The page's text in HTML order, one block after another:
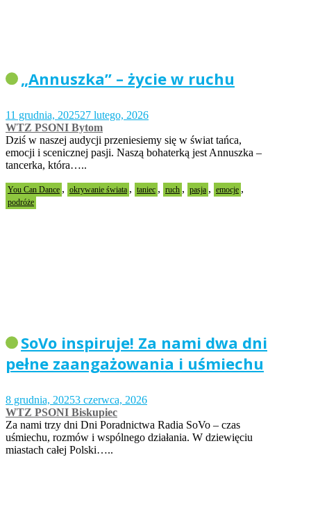
„Annuszka” – życie w ruchu
11 grudnia, 202527 lutego, 2026
WTZ PSONI Bytom
Dziś w naszej audycji przeniesiemy się w świat tańca,
emocji i scenicznej pasji. Naszą bohaterką jest Annuszka –
tancerka, która…..
You Can Dance , okrywanie świata , taniec , ruch , pasja , emocje ,
podróże
SoVo inspiruje! Za nami dwa dni
pełne zaangażowania i uśmiechu
8 grudnia, 20253 czerwca, 2026
WTZ PSONI Biskupiec
Za nami trzy dni Dni Poradnictwa Radia SoVo – czas
uśmiechu, rozmów i wspólnego działania. W dziewięciu
miastach całej Polski…..